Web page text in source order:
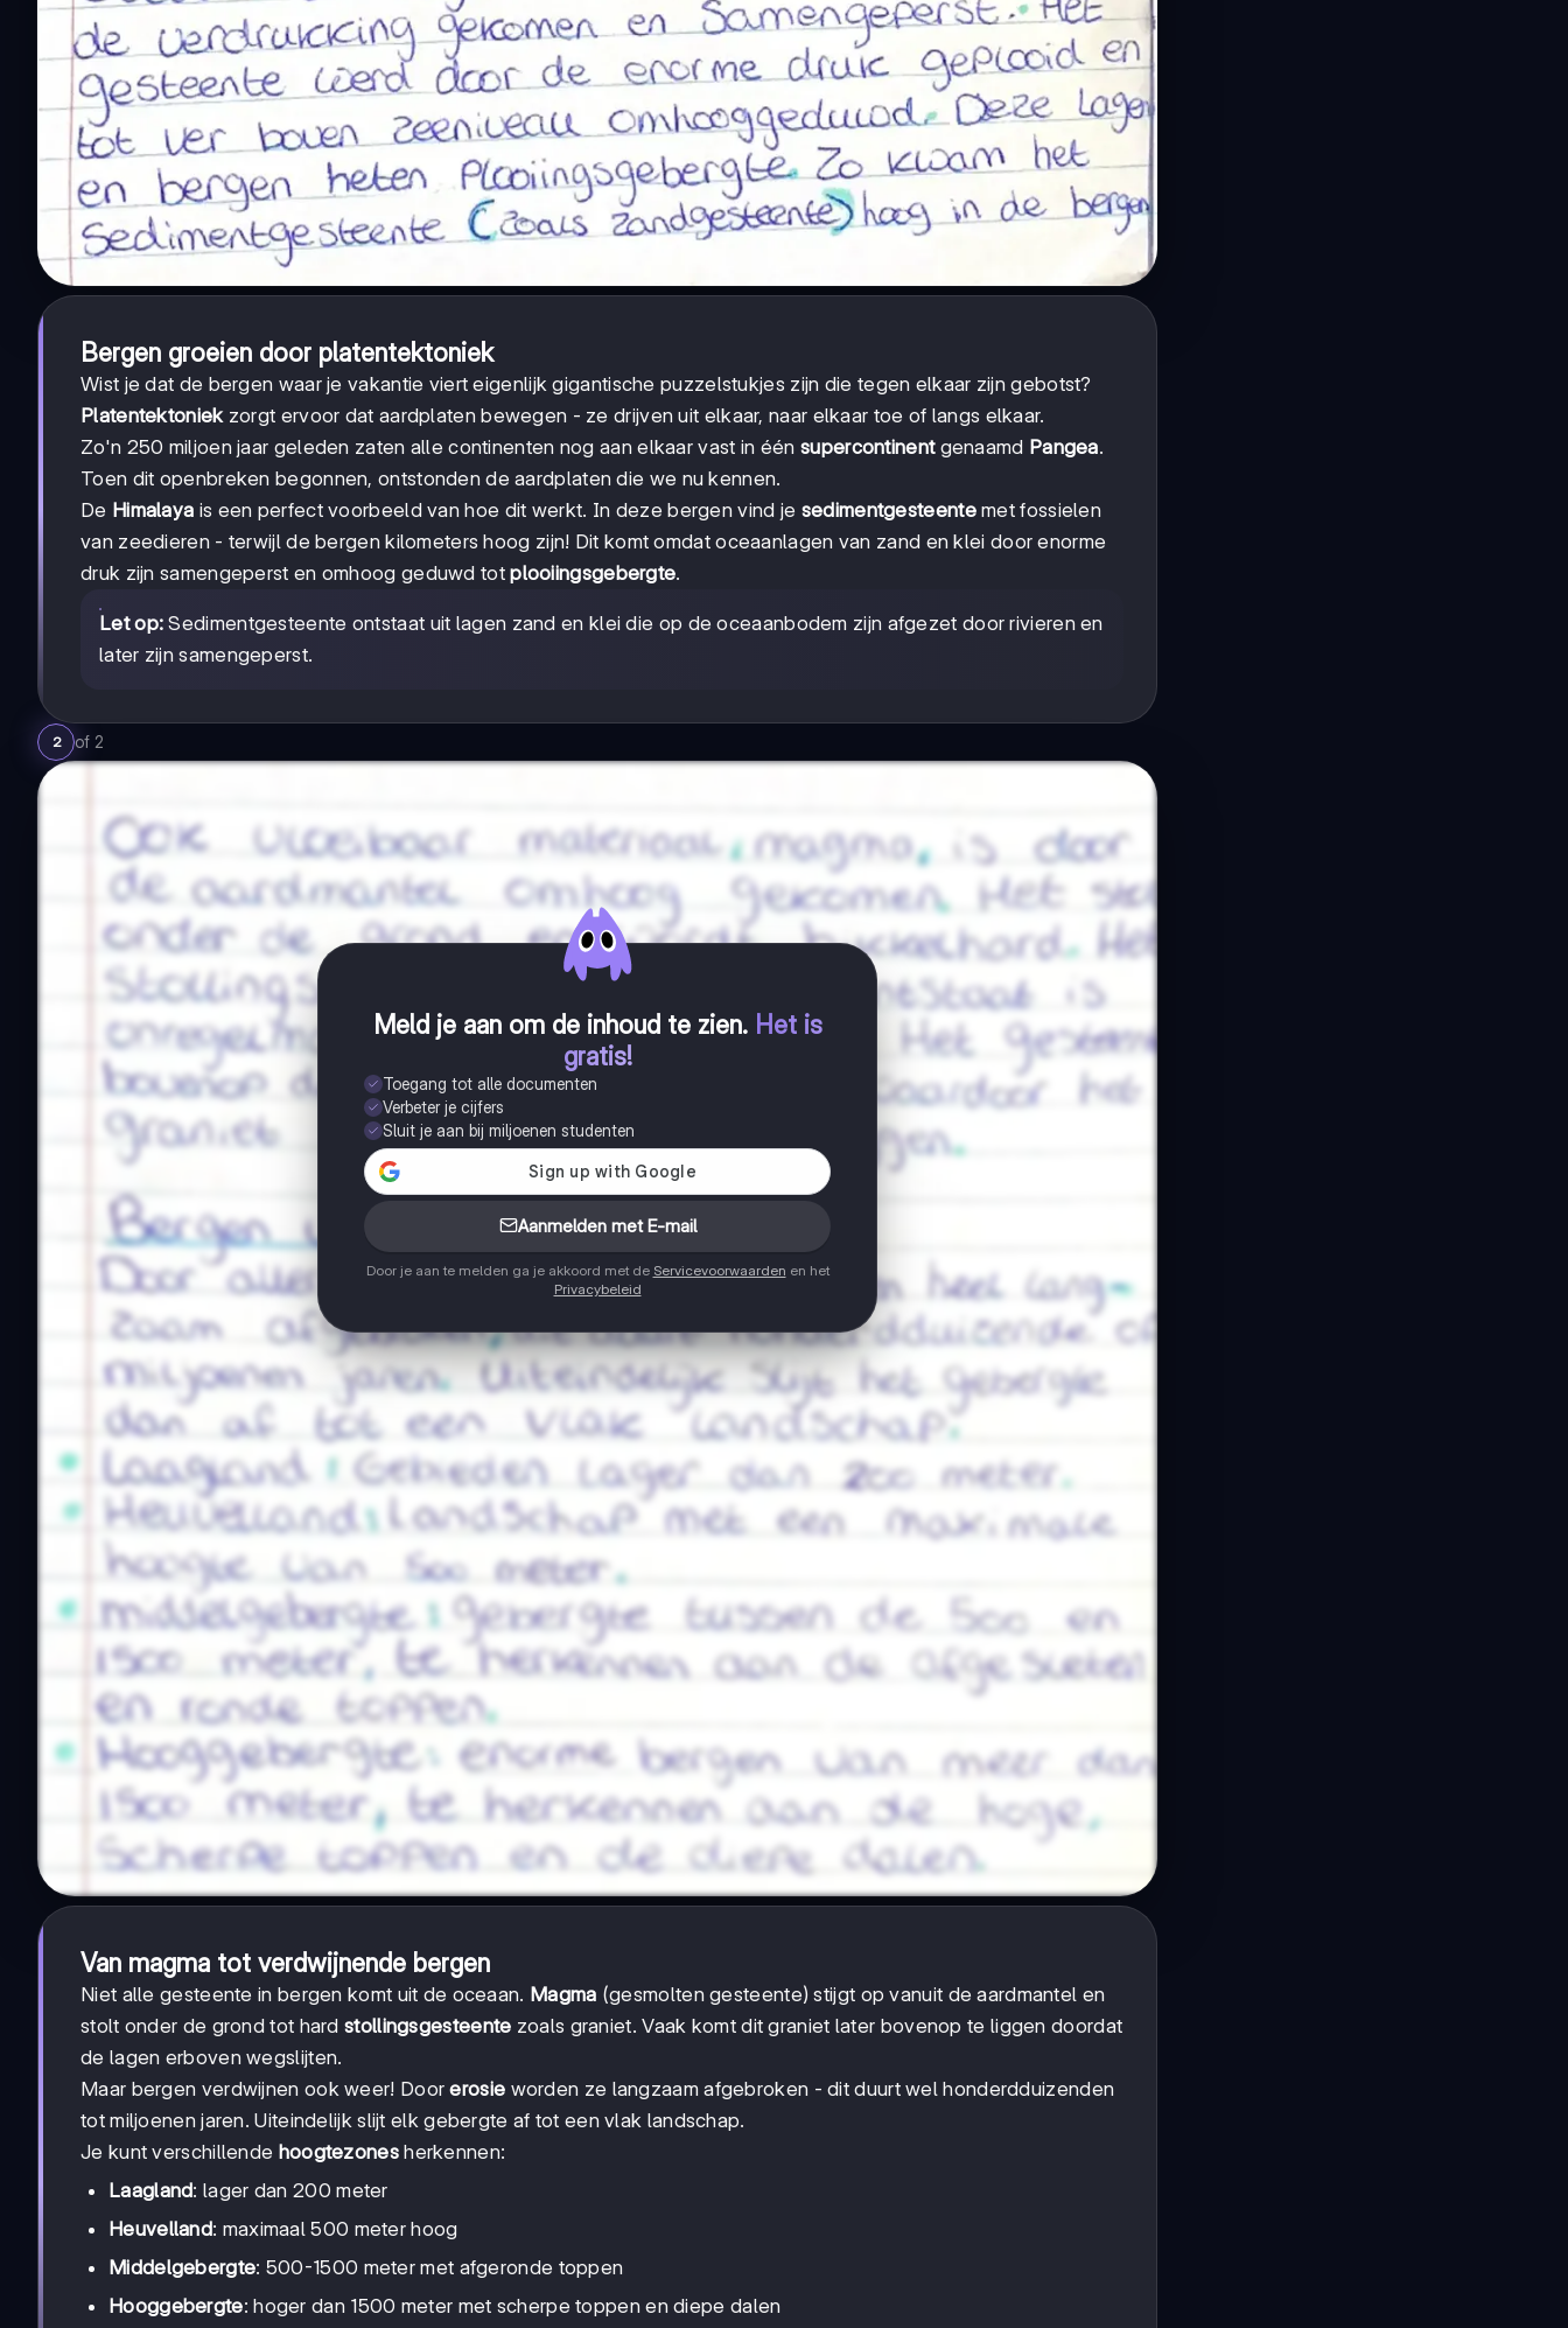
Bergen groeien door platentektoniek
Wist je dat de bergen waar je vakantie viert eigenlijk gigantische puzzelstukjes zijn die tegen elkaar zijn gebotst?
Platentektoniekzorgt ervoor dat aardplaten bewegen - ze drijven uit elkaar, naar elkaar toe of langs elkaar.
Zo'n 250 miljoen jaar geleden zaten alle continenten nog aan elkaar vast in één supercontinentgenaamd Pangea.
Toen dit openbreken begonnen, ontstonden de aardplaten die we nu kennen.
De Himalaya is een perfect voorbeeld van hoe dit werkt. In deze bergen vind je sedimentgesteentemet fossielen
van zeedieren - terwijl de bergen kilometers hoog zijn! Dit komt omdat oceaanlagen van zand en klei door enorme
druk zijn samengeperst en omhoog geduwd totplooiingsgebergte.
Let op: Sedimentgesteente ontstaat uit lagen zand en klei die op de oceaanbodem zijn afgezet door rivieren en
later zijn samengeperst.
2 of 2
Meld je aan om de inhoud te zien. Het is
gratis!
Toegang tot alle documenten
Verbeter je cijfers
Sluit je aan bij miljoenen studenten
Aanmelden met E-mail
Door je aan te melden ga je akkoord met de Servicevoorwaarden en het
Privacybeleid
Van magma tot verdwijnende bergen
Niet alle gesteente in bergen komt uit de oceaan. Magma (gesmolten gesteente) stijgt op vanuit de aardmantel en
stolt onder de grond tot hardstollingsgesteente zoals graniet. Vaak komt dit graniet later bovenop te liggen doordat
de lagen erboven wegslijten.
Maar bergen verdwijnen ook weer! Doorerosie worden ze langzaam afgebroken - dit duurt wel honderdduizenden
tot miljoenen jaren. Uiteindelijk slijt elk gebergte af tot een vlak landschap.
Je kunt verschillende hoogtezonesherkennen:
Laagland: lager dan 200 meter
Heuvelland: maximaal 500 meter hoog
Middelgebergte: 500-1500 meter met afgeronde toppen
Hooggebergte: hoger dan 1500 meter met scherpe toppen en diepe dalen